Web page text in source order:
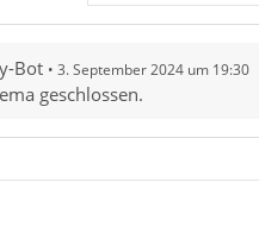
Bot 3. September 2024 um 19:30
geschlossen.